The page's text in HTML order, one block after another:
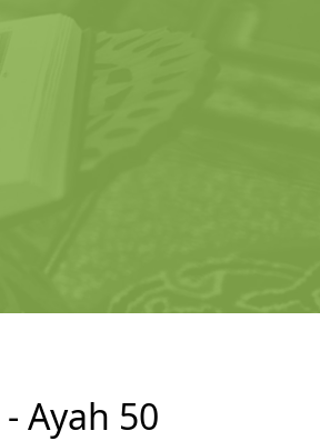
Ayah 50